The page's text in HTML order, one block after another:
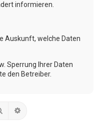
informieren.
Auskunft, welche Daten
Sperrung Ihrer Daten
den Betreiber.
Suche